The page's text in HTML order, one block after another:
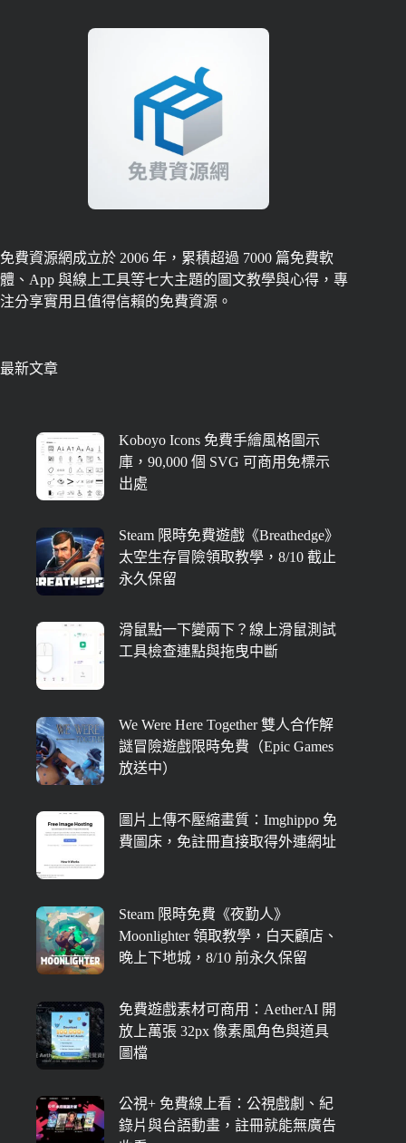
免費資源網成立於 2006 年，累積超過 7000 篇免費軟
體、App 與線上工具等七大主題的圖文教學與心得，專
注分享實用且值得信賴的免費資源。
最新文章
Koboyo Icons 免費手繪風格圖示
庫，90,000 個 SVG 可商用免標示
出處
Steam 限時免費遊戲《Breathedge》
太空生存冒險領取教學，8/10 截止
永久保留
滑鼠點一下變兩下？線上滑鼠測試
工具檢查連點與拖曳中斷
We Were Here Together 雙人合作解
謎冒險遊戲限時免費（Epic Games
放送中）
圖片上傳不壓縮畫質：Imghippo 免
費圖床，免註冊直接取得外連網址
Steam 限時免費《夜勤人》
Moonlighter 領取教學，白天顧店、
晚上下地城，8/10 前永久保留
免費遊戲素材可商用：AetherAI 開
放上萬張 32px 像素風角色與道具
圖檔
公視+ 免費線上看：公視戲劇、紀
錄片與台語動畫，註冊就能無廣告